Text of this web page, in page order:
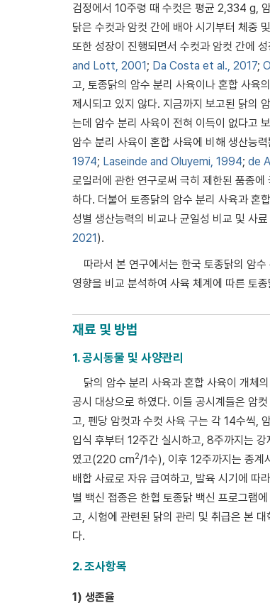
검정에서 10주령 때 수컷은 평균 2,334 g,
닭은 수컷과 암컷 간에 배아 시기부터 체중
또한 성장이 진행되면서 수컷과 암컷 간에
and Lott, 2001; Da Costa et al., 2017;
고, 토종닭의 암수 분리 사육이나 혼합 사육
제시되고 있지 않다. 지금까지 보고된 닭의
는데 암수 분리 사육이 전혀 이득이 없다고
암수 분리 사육이 혼합 사육에 비해 생산능
1974; Laseinde and Oluyemi, 1994; de
로일러에 관한 연구로써 극히 제한된 품종
하다. 더불어 토종닭의 암수 분리 사육과 혼
성별 생산능력의 비교나 균일성 비교 및 사
2021).
따라서 본 연구에서는 한국 토종닭의 암
영향을 비교 분석하여 사육 체계에 따른 토
재료 및 방법
1. 공시동물 및 사양관리
닭의 암수 분리 사육과 혼합 사육이 개체
공시 대상으로 하였다. 이들 공시계들은 암
고, 펜당 암컷과 수컷 사육 구는 각 14수씩,
입식 후부터 12주간 실시하고, 8주까지는
였고(220 cm2/1수), 이후 12주까지는 종
배합 사료로 자유 급여하고, 발육 시기에 따
별 백신 접종은 한협 토종닭 백신 프로그램
고, 시험에 관련된 닭의 관리 및 취급은 본
다.
2. 조사항목
1) 생존율